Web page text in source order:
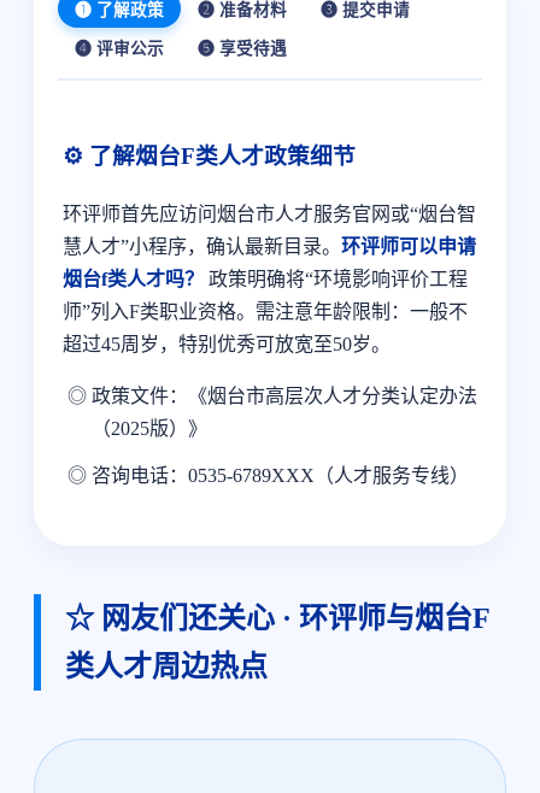
❶ 了解政策 ❷ 准备材料 ❸ 提交申请
❹ 评审公示 ❺ 享受待遇
⚙️ 了解烟台F类人才政策细节
环评师首先应访问烟台市人才服务官网或“烟台智
慧人才”小程序，确认最新目录。 环评师可以申请
烟台f类人才吗？
政策明确将“环境影响评价工程
师”列入F类职业资格。需注意年龄限制：一般不
超过45周岁，特别优秀可放宽至50岁。
政策文件：《烟台市高层次人才分类认定办法
（2025版）》
咨询电话：0535-6789XXX（人才服务专线）
☆ 网友们还关心 · 环评师与烟台F
类人才周边热点